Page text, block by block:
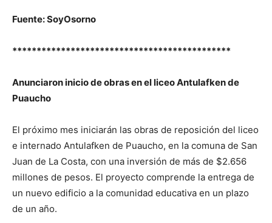
Fuente: SoyOsorno
*********************************************
Anunciaron inicio de obras en el liceo Antulafken de
Puaucho
El próximo mes iniciarán las obras de reposición del liceo
e internado Antulafken de Puaucho, en la comuna de San
Juan de La Costa, con una inversión de más de $2.656
millones de pesos. El proyecto comprende la entrega de
un nuevo edificio a la comunidad educativa en un plazo
de un año.